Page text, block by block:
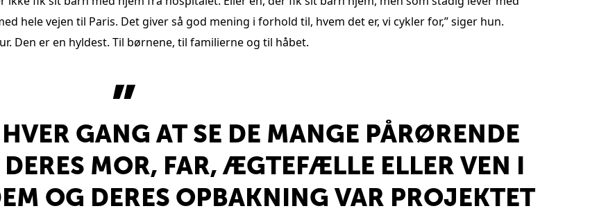
hele vejen til Paris. Det giver så god mening i forhold til, hvem det er, vi cykler for,” siger hun.
Den er en hyldest. Til børnene, til familierne og til håbet.
GANG AT SE DE MANGE PÅRØRENDE
MOR, FAR, ÆGTEFÆLLE ELLER VEN I
OG DERES OPBAKNING VAR PROJEKTET